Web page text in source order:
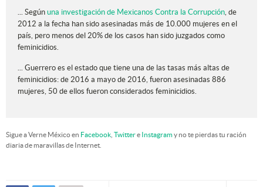
... Según una investigación de Mexicanos Contra la Corrupción, de
2012 a la fecha han sido asesinadas más de 10.000 mujeres en el
país, pero menos del 20% de los casos han sido juzgados como
feminicidios.
... Guerrero es el estado que tiene una de las tasas más altas de
feminicidios: de 2016 a mayo de 2016, fueron asesinadas 886
mujeres, 50 de ellos fueron considerados feminicidios.
Sigue a Verne México en Facebook Twittere Instagramy no te pierdas tu ración
diaria de maravillas de Internet.